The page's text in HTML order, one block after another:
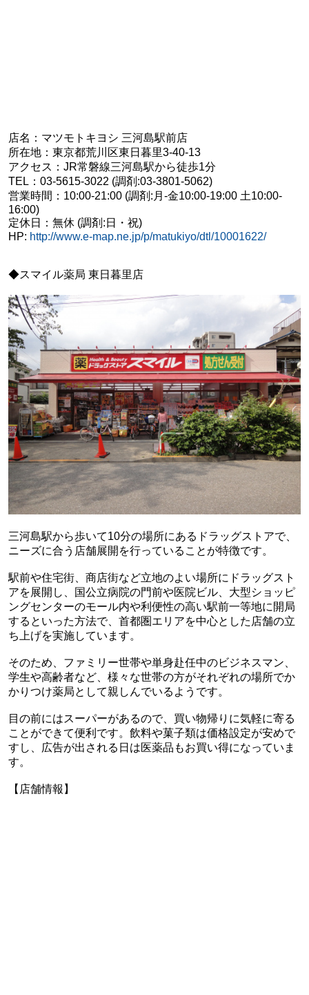
店名：マツモトキヨシ 三河島駅前店
所在地：東京都荒川区東日暮里3-40-13
アクセス：JR常磐線三河島駅から徒歩1分
TEL：03-5615-3022 (調剤:03-3801-5062)
営業時間：10:00-21:00 (調剤:月-金10:00-19:00 土10:00-
16:00)
定休日：無休 (調剤:日・祝)
HP: http://www.e-map.ne.jp/p/matukiyo/dtl/10001622/
◆スマイル薬局 東日暮里店
三河島駅から歩いて10分の場所にあるドラッグストアで、
ニーズに合う店舗展開を行っていることが特徴です。
駅前や住宅街、商店街など立地のよい場所にドラッグスト
アを展開し、国公立病院の門前や医院ビル、大型ショッピ
ングセンターのモール内や利便性の高い駅前一等地に開局
するといった方法で、首都圏エリアを中心とした店舗の立
ち上げを実施しています。
そのため、ファミリー世帯や単身赴任中のビジネスマン、
学生や高齢者など、様々な世帯の方がそれぞれの場所でか
かりつけ薬局として親しんでいるようです。
目の前にはスーパーがあるので、買い物帰りに気軽に寄る
ことができて便利です。飲料や菓子類は価格設定が安めで
すし、広告が出される日は医薬品もお買い得になっていま
す。
【店舗情報】